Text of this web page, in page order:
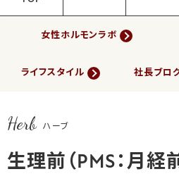
女性ホルモンラボ
ライフスタイル 社長ブロ
Herb ハーブ
生理前（PMS：月経